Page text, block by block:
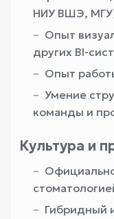
НИУ ВШЭ,
Опыт
других BI-
Опыт
Умение
команды и
Культура и
Гибридный